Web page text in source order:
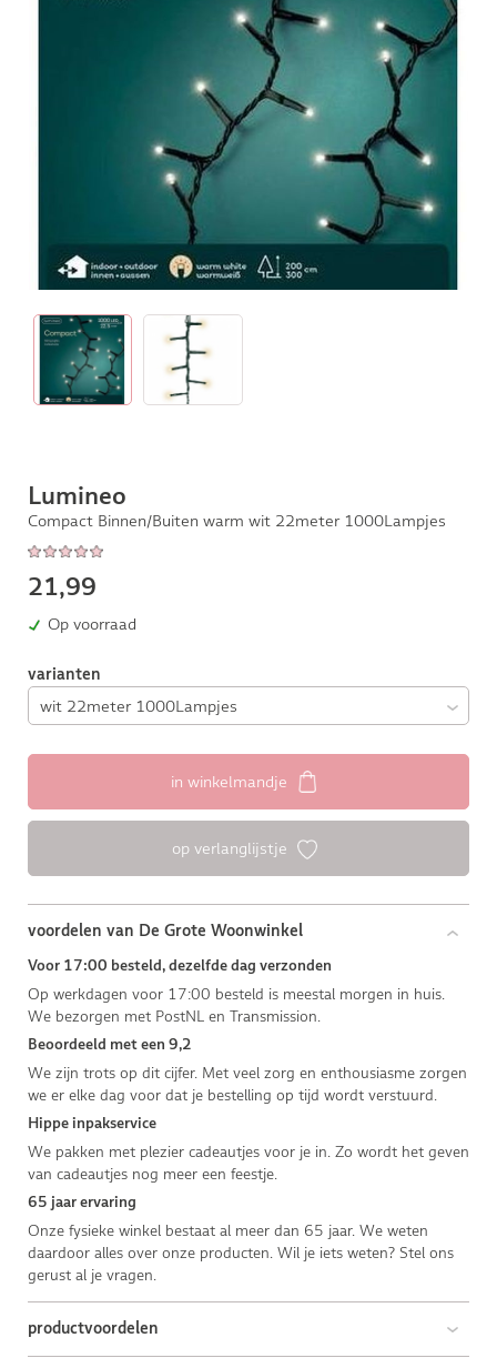
Lumineo
Compact Binnen/Buiten warm wit 22meter 1000Lampjes
21,99
Op voorraad
varianten
in winkelmandje
op verlanglijstje
voordelen van De Grote Woonwinkel
Voor 17:00 besteld, dezelfde dag verzonden
Op werkdagen voor 17:00 besteld is meestal morgen in huis.
We bezorgen met PostNL en Transmission.
Beoordeeld met een 9,2
We zijn trots op dit cijfer. Met veel zorg en enthousiasme zorgen
we er elke dag voor dat je bestelling op tijd wordt verstuurd.
Hippe inpakservice
We pakken met plezier cadeautjes voor je in. Zo wordt het geven
van cadeautjes nog meer een feestje.
65 jaar ervaring
Onze fysieke winkel bestaat al meer dan 65 jaar. We weten
daardoor alles over onze producten. Wil je iets weten? Stel ons
gerust al je vragen.
productvoordelen